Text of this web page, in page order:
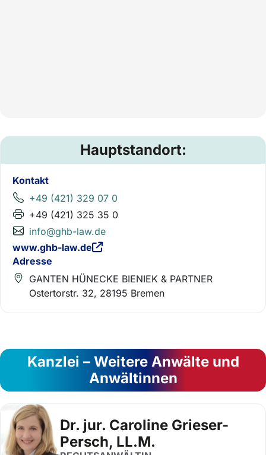
Hauptstandort:
Kontakt
+49 (421) 329 07 0
+49 (421) 325 35 0
info@ghb-law.de
www.ghb-law.de
Adresse
GANTEN HÜNECKE BIENIEK & PARTNER
Ostertorstr. 32, 28195 Bremen
Kanzlei – Weitere Anwälte und
Anwältinnen
Dr. jur. Caroline Grieser-
Persch, LL.M.